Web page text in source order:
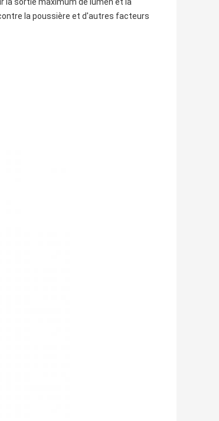
la sortie maximum de lumen et la
la poussière et d'autres facteurs